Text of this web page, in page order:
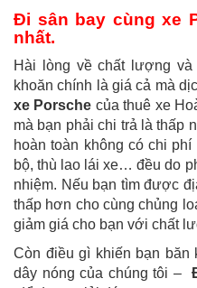
Đi sân bay cùng xe
nhất.
Hài lòng về chất lượng
khoăn chính là giá cả mà
xe Porsche của thuê xe
mà bạn phải chi trả là thấp
hoàn toàn không có chi
bộ, thù lao lái xe… đều do
nhiệm. Nếu bạn tìm được
thấp hơn cho cùng chủng
giảm giá cho bạn với chất
Còn điều gì khiến bạn
dây nóng của chúng tôi –